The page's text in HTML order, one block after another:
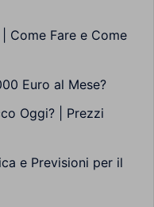
Come Fare e Come
Euro al Mese?
Oggi? | Prezzi
e Previsioni per il